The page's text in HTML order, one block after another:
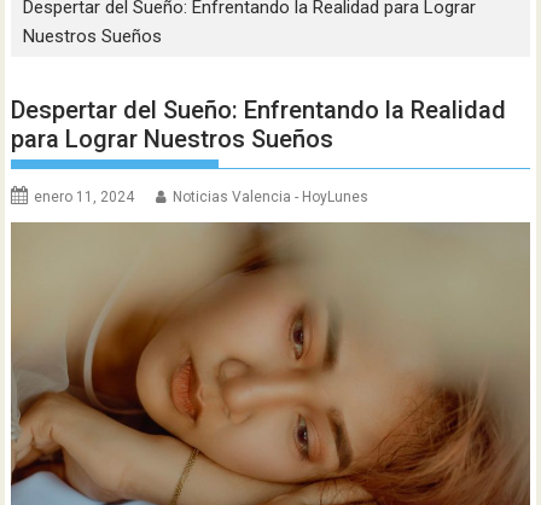
Despertar del Sueño: Enfrentando la Realidad para Lograr
Nuestros Sueños
Despertar del Sueño: Enfrentando la Realidad
para Lograr Nuestros Sueños
enero 11, 2024 Noticias Valencia - HoyLunes